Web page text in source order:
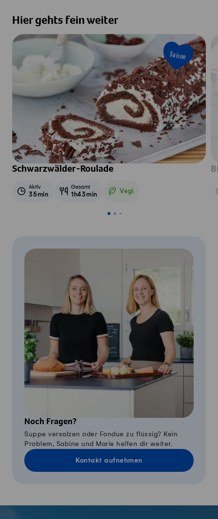
Hier gehts fein weiter
Saison
Schwarzwälder-Roulade
Aktiv
35min
Gesamt
1h43min Vegi
Vegetarisch
Noch Fragen?
Suppe versalzen oder Fondue zu flüssig? Kein
Problem, Sabine und Marie helfen dir weiter.
Kontakt aufnehmen